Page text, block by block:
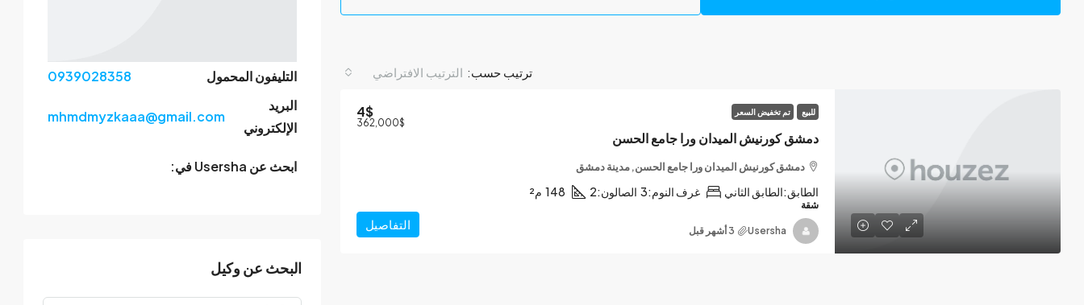
ترتيب حسب: الترتيب الافتراضي
للبيع تم تخفيض السعر
دمشق كورنيش الميدان ورا جامع الحسن
4$
362,000$
دمشق كورنيش الميدان ورا جامع الحسن, مدينة دمشق
الطابق:الطابق الثاني غرف النوم:3 الصالون:2
148 م²
شقة
التفاصيل Usersha
التليفون المحمول
0939028358
البريد
الإلكتروني
mhmdmyzkaaa@gmail.com
ابحث عن Usersha في:
البحث عن وكيل